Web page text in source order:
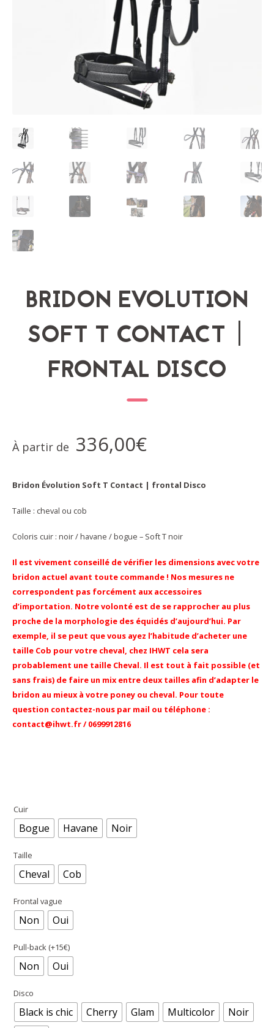
BRIDON EVOLUTION
SOFT T CONTACT |
FRONTAL DISCO
À partir de 336,00€
Bridon Évolution Soft T Contact | frontal Disco
Taille : cheval ou cob
Coloris cuir : noir / havane / bogue – Soft T noir
Il est vivement conseillé de vérifier les dimensions avec votre
bridon actuel avant toute commande ! Nos mesures ne
correspondent pas forcément aux accessoires
d’importation. Notre volonté est de se rapprocher au plus
proche de la morphologie des équidés d’aujourd’hui. Par
exemple, il se peut que vous ayez l’habitude d’acheter une
taille Cob pour votre cheval, chez IHWT cela sera
probablement une taille Cheval. Il est tout à fait possible (et
sans frais) de faire un mix entre deux tailles afin d’adapter le
bridon au mieux à votre poney ou cheval. Pour toute
question contactez-nous par mail ou téléphone :
contact@ihwt.fr / 0699912816
Cuir
Bogue Havane Noir
Taille
Cheval Cob
Frontal vague
Non Oui
Pull-back (+15€)
Non Oui
Disco
Black is chic Cherry Glam Multicolor
Noir